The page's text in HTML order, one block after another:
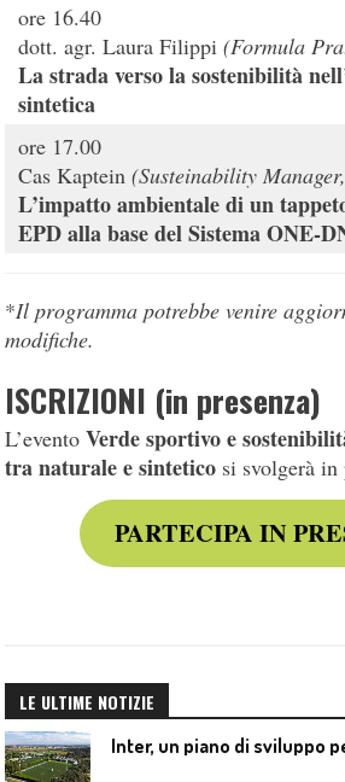
ore 16.40
dott. agr. Laura Filippi (Formula
La strada verso la sostenibilità
sintetica
ore 17.00
Cas Kaptein (Susteinability Manager,
L’impatto ambientale di un
EPD alla base del Sistema ONE-
*Il programma potrebbe venire
modifiche.
ISCRIZIONI (in presenza)
L’eventoVerde sportivo e
tra naturale e sintetico si svolgerà
PARTECIPA IN
LE ULTIME NOTIZIE